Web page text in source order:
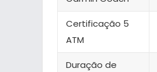
Certificação 5
ATM
Duração de